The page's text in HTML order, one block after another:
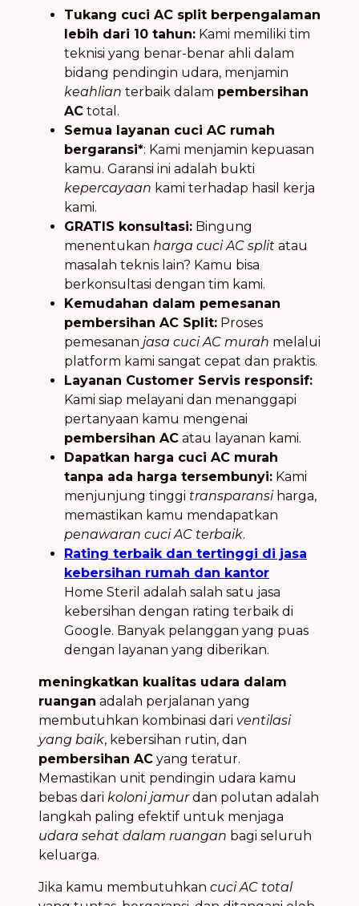
Tukang cuci AC split berpengalaman
lebih dari 10 tahun: Kami memiliki tim
teknisi yang benar-benar ahli dalam
bidang pendingin udara, menjamin
keahlian terbaik dalam pembersihan
AC total.
Semua layanan cuci AC rumah
bergaransi*: Kami menjamin kepuasan
kamu. Garansi ini adalah bukti
kepercayaan kami terhadap hasil kerja
kami.
GRATIS konsultasi: Bingung
menentukan harga cuci AC split atau
masalah teknis lain? Kamu bisa
berkonsultasi dengan tim kami.
Kemudahan dalam pemesanan
pembersihan AC Split: Proses
pemesanan jasa cuci AC murah melalui
platform kami sangat cepat dan praktis.
Layanan Customer Servis responsif:
Kami siap melayani dan menanggapi
pertanyaan kamu mengenai
pembersihan AC atau layanan kami.
Dapatkan harga cuci AC murah
tanpa ada harga tersembunyi: Kami
menjunjung tinggi transparansiharga,
memastikan kamu mendapatkan
penawaran cuci AC terbaik.
Rating terbaik dan tertinggi di jasa
kebersihan rumah dan kantor
Home Steril adalah salah satu jasa
kebersihan dengan rating terbaik di
Google. Banyak pelanggan yang puas
dengan layanan yang diberikan.
meningkatkan kualitas udara dalam
ruangan adalah perjalanan yang
membutuhkan kombinasi dari ventilasi
yang baik, kebersihan rutin, dan
pembersihan AC yang teratur.
Memastikan unit pendingin udara kamu
bebas dari koloni jamurdan polutan adalah
langkah paling efektif untuk menjaga
udara sehat dalam ruangan bagi seluruh
keluarga.
Jika kamu membutuhkan cuci AC total